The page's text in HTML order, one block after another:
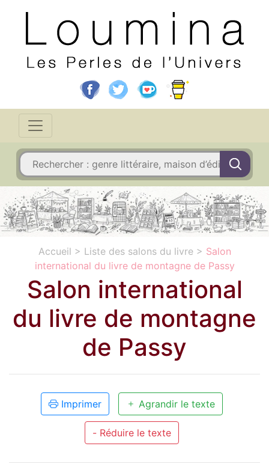
Accueil > Liste des salons du livre> Salon
international du livre de montagne de Passy
Salon international
du livre de montagne
de Passy
Imprimer Agrandir le texte
- Réduire le texte